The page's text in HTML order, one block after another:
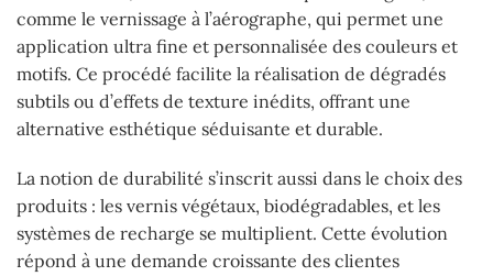
comme le vernissage à l’aérographe, qui permet une
application ultra fine et personnalisée des couleurs et
motifs. Ce procédé facilite la réalisation de dégradés
subtils ou d’effets de texture inédits, offrant une
alternative esthétique séduisante et durable.
La notion de durabilité s’inscrit aussi dans le choix des
produits : les vernis végétaux, biodégradables, et les
systèmes de recharge se multiplient. Cette évolution
répond à une demande croissante des clientes